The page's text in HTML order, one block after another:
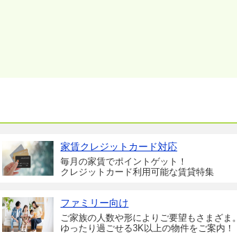
家賃クレジットカード対応
毎月の家賃でポイントゲット！
クレジットカード利用可能な賃貸特集
ファミリー向け
ご家族の人数や形によりご要望もさまざま。
ゆったり過ごせる3K以上の物件をご案内！